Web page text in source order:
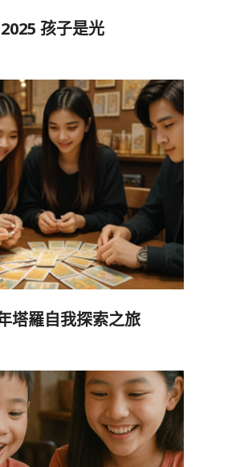
2025 孩子是光
塔羅自我探索之旅